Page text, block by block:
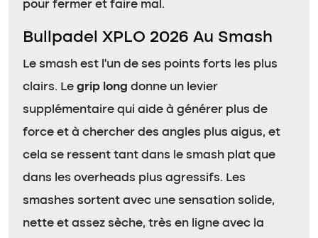
pour fermer et faire mal.
Bullpadel XPLO 2026 Au Smash
Le smash est l’un de ses points forts les plus
clairs. Le grip long donne un levier
supplémentaire qui aide à générer plus de
force et à chercher des angles plus aigus, et
cela se ressent tant dans le smash plat que
dans les overheads plus agressifs. Les
smashes sortent avec une sensation solide,
nette et assez sèche, très en ligne avec la